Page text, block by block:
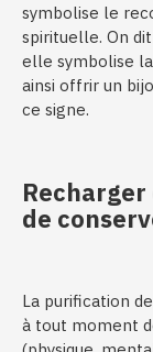
symbolise le
spirituelle. On
elle symbolise
ainsi offrir un
ce signe.
de
La purification
à tout moment